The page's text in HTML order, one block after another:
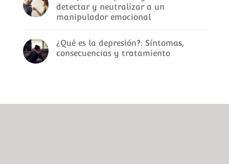
detectar y neutralizar a un
manipulador emocional
¿Qué es la depresión?: Síntomas,
consecuencias y tratamiento